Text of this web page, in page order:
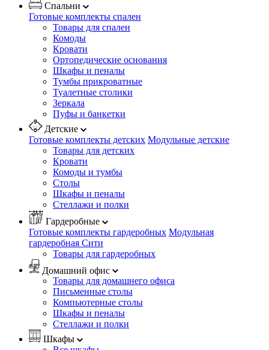
Спальни
Готовые комплекты спален
Товары для спален
Комоды
Кровати
Ортопедические основания
Шкафы и пеналы
Тумбы прикроватные
Туалетные столики
Зеркала
Пуфы и банкетки
Детские
Готовые комплекты детских Модульные детские
Товары для детских
Кровати
Комоды и тумбы
Столы
Шкафы и пеналы
Стеллажи и полки
Гардеробные
Готовые комплекты гардеробных Модульная
гардеробная Сити
Товары для гардеробных
Домашний офис
Товары для домашнего офиса
Письменные столы
Компьютерные столы
Шкафы и пеналы
Стеллажи и полки
Шкафы